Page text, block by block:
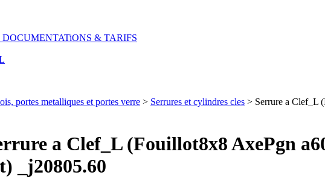
DOCUMENTATiONS & TARIFS
portes metalliques et portes verre > Serrures et cylindres cles > Serrure a Clef_L
a Clef_L (Fouillot8x8 AxePgn
_j20805.60